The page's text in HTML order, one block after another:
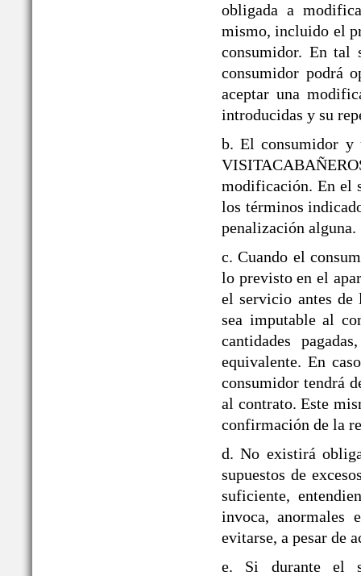
obligada a
mismo, incluido el
consumidor. En tal
consumidor podrá
aceptar una
introducidas y su
b. El consumidor y
modificación. En el
los términos
penalización alguna.
c. Cuando el
lo previsto en el
el servicio antes de
sea imputable al
cantidades
equivalente. En
consumidor tendrá
al contrato. Este
confirmación de la
d. No existirá
supuestos de
suficiente,
invoca, anormales
evitarse, a pesar de
e. Si durante el